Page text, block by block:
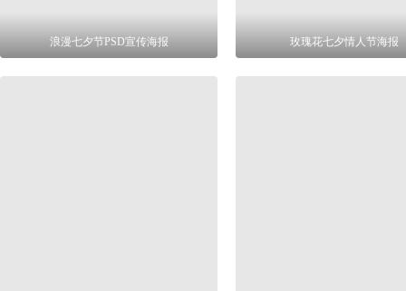
浪漫七夕节PSD宣传海报 玫瑰花七夕情人节海报